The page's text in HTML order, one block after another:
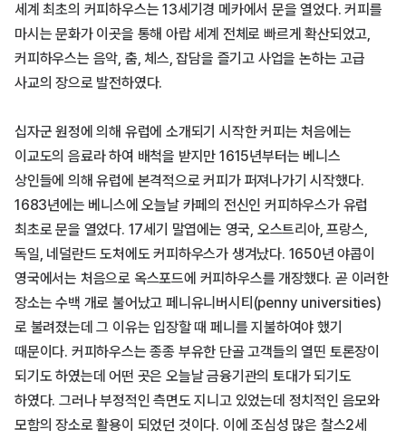
세계 최초의 커피하우스는 13세기경 메카에서 문을 열었다. 커피를
마시는 문화가 이곳을 통해 아랍 세계 전체로 빠르게 확산되었고,
커피하우스는 음악, 춤, 체스, 잡담을 즐기고 사업을 논하는 고급
사교의 장으로 발전하였다.
십자군 원정에 의해 유럽에 소개되기 시작한 커피는 처음에는
이교도의 음료라 하여 배척을 받지만 1615년부터는 베니스
상인들에 의해 유럽에 본격적으로 커피가 퍼져나가기 시작했다.
1683년에는 베니스에 오늘날 카페의 전신인 커피하우스가 유럽
최초로 문을 열었다. 17세기 말엽에는 영국, 오스트리아, 프랑스,
독일, 네덜란드 도처에도 커피하우스가 생겨났다. 1650년 야콥이
영국에서는 처음으로 옥스포드에 커피하우스를 개장했다. 곧 이러한
장소는 수백 개로 불어났고 페니유니버시티(penny universities)
로 불려졌는데 그 이유는 입장할 때 페니를 지불하여야 했기
때문이다. 커피하우스는 종종 부유한 단골 고객들의 열띤 토론장이
되기도 하였는데 어떤 곳은 오늘날 금융기관의 토대가 되기도
하였다. 그러나 부정적인 측면도 지니고 있었는데 정치적인 음모와
모함의 장소로 활용이 되었던 것이다. 이에 조심성 많은 찰스2세